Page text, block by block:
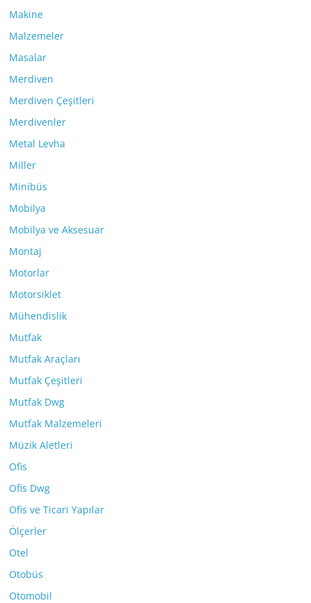
Makine
Malzemeler
Masalar
Merdiven
Merdiven Çeşitleri
Merdivenler
Metal Levha
Miller
Minibüs
Mobilya
Mobilya ve Aksesuar
Montaj
Motorlar
Motorsiklet
Mühendislik
Mutfak
Mutfak Araçları
Mutfak Çeşitleri
Mutfak Dwg
Mutfak Malzemeleri
Müzik Aletleri
Ofis
Ofis Dwg
Ofis ve Ticari Yapılar
Ölçerler
Otel
Otobüs
Otomobil